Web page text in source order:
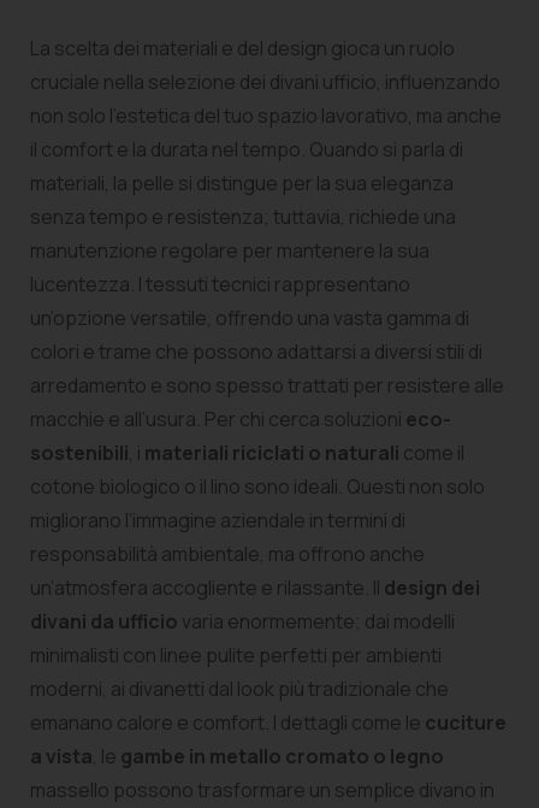
La scelta dei materiali e del design gioca un ruolo
cruciale nella selezione dei divani ufficio, influenzando
non solo l’estetica del tuo spazio lavorativo, ma anche
il comfort e la durata nel tempo. Quando si parla di
materiali, la pelle si distingue per la sua eleganza
senza tempo e resistenza; tuttavia, richiede una
manutenzione regolare per mantenere la sua
lucentezza. I tessuti tecnici rappresentano
un’opzione versatile, offrendo una vasta gamma di
colori e trame che possono adattarsi a diversi stili di
arredamento e sono spesso trattati per resistere alle
macchie e all’usura. Per chi cerca soluzioni eco-
sostenibili, i materiali riciclati o naturali come il
cotone biologico o il lino sono ideali. Questi non solo
migliorano l’immagine aziendale in termini di
responsabilità ambientale, ma offrono anche
un’atmosfera accogliente e rilassante. Il design dei
divani da ufficio varia enormemente; dai modelli
minimalisti con linee pulite perfetti per ambienti
moderni, ai divanetti dal look più tradizionale che
emanano calore e comfort. I dettagli come le cuciture
a vista, le gambe in metallo cromato o legno
massello possono trasformare un semplice divano in